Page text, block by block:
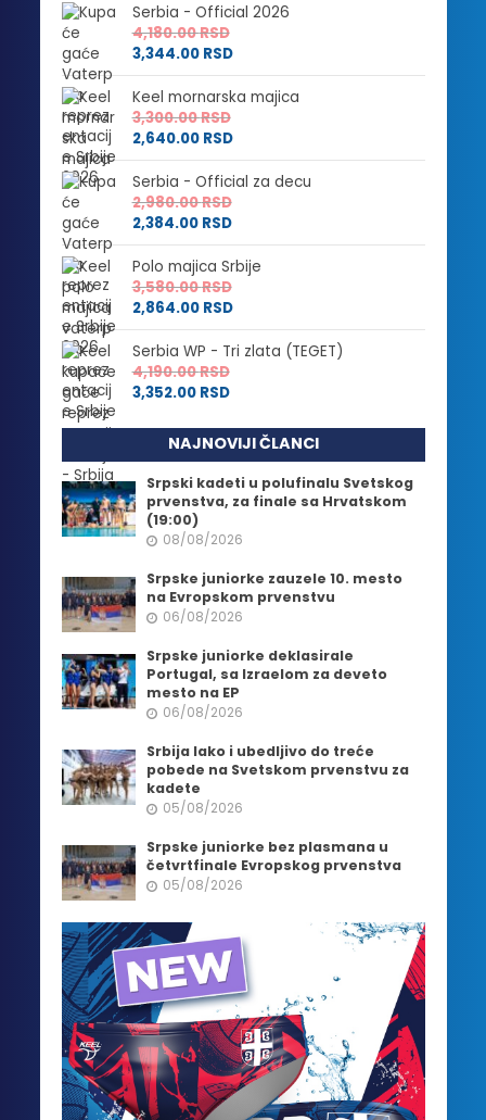
Serbia - Official 2026
4,180.00RSD
3,344.00 RSD
Keel mornarska majica
3,300.00RSD
2,640.00 RSD
Serbia - Official za decu
2,980.00RSD
2,384.00 RSD
Polo majica Srbije
3,580.00RSD
2,864.00 RSD
Serbia WP - Tri zlata (TEGET)
4,190.00RSD
3,352.00 RSD
NAJNOVIJI ČLANCI
Srpski kadeti u polufinalu Svetskog
prvenstva, za finale sa Hrvatskom
(19:00)
08/08/2026
Srpske juniorke zauzele 10. mesto
na Evropskom prvenstvu
06/08/2026
Srpske juniorke deklasirale
Portugal, sa Izraelom za deveto
mesto na EP
06/08/2026
Srbija lako i ubedljivo do treće
pobede na Svetskom prvenstvu za
kadete
05/08/2026
Srpske juniorke bez plasmana u
četvrtfinale Evropskog prvenstva
05/08/2026